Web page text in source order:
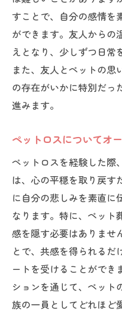
すことで、自分の感情を
ができます。友人からの
えとなり、少しずつ日常
また、友人とペットの思
の存在がいかに特別だっ
進みます。
ペットロスについてオ
ペットロスを経験した際
は、心の平穏を取り戻す
に自分の悲しみを素直に
なります。特に、ペット
感を隠す必要はありませ
とで、共感を得られるだ
ートを受けることができ
ションを通じて、ペット
族の一員としてどれほど